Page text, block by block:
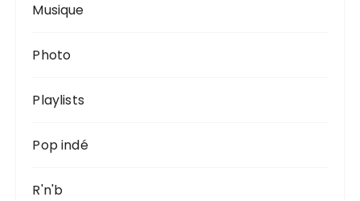
Musique
Photo
Playlists
Pop indé
R'n'b